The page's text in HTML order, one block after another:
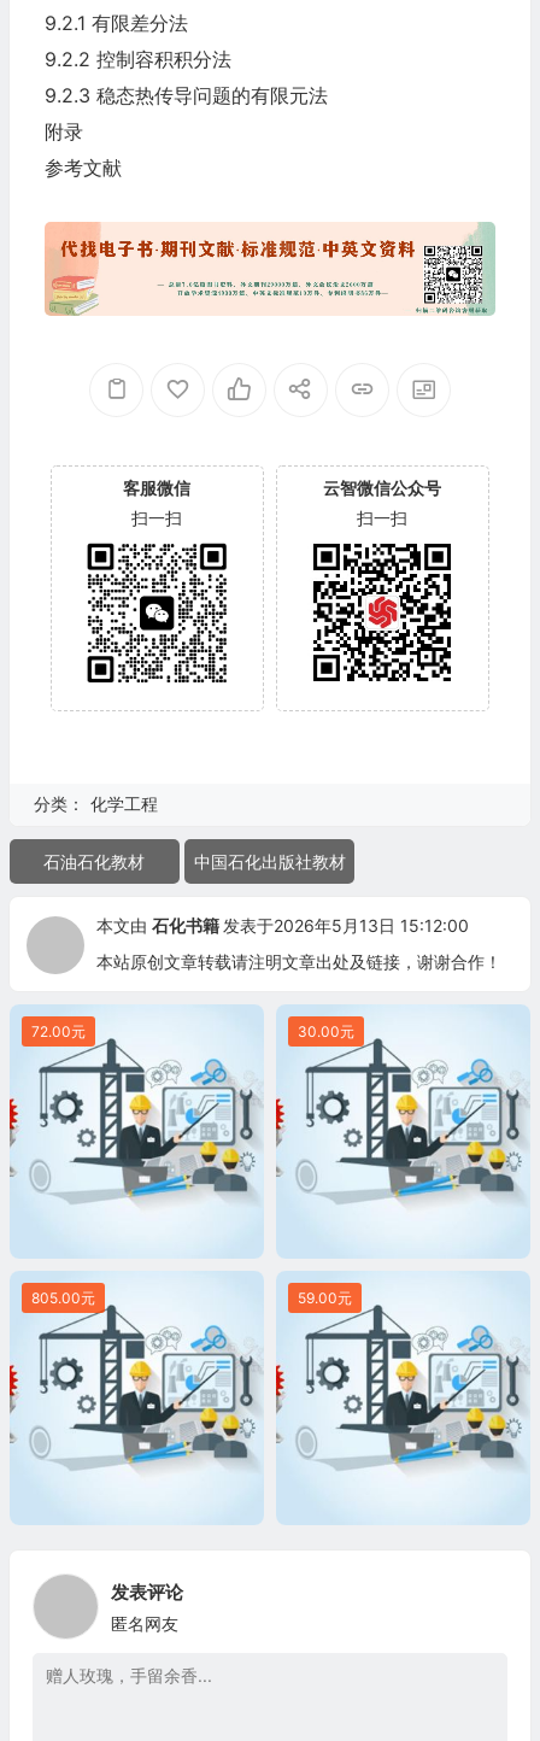
9.2.1 有限差分法
9.2.2 控制容积积分法
9.2.3 稳态热传导问题的有限元法
附录
参考文献
客服微信
扫一扫
云智微信公众号
扫一扫
分类： 化学工程
石油石化教材 中国石化出版社教材
本文由 石化书籍 发表于2026年5月13日 15:12:00
本站原创文章转载请注明文章出处及链接，谢谢合作！
72.00元 30.00元
805.00元 59.00元
发表评论
匿名网友